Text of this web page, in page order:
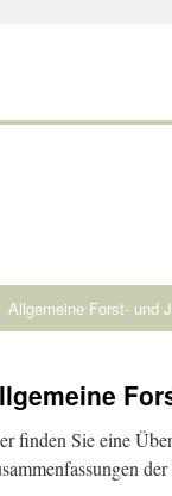
Allgemeine Forst- und
finden Sie eine